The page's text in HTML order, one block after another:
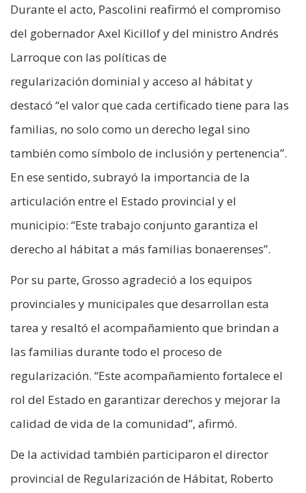
Durante el acto, Pascolini reafirmó el compromiso
del gobernador Axel Kicillof y del ministro Andrés
Larroque con las políticas de
regularización dominial y acceso al hábitat y
destacó “el valor que cada certificado tiene para las
familias, no solo como un derecho legal sino
también como símbolo de inclusión y pertenencia”.
En ese sentido, subrayó la importancia de la
articulación entre el Estado provincial y el
municipio: “Este trabajo conjunto garantiza el
derecho al hábitat a más familias bonaerenses”.
Por su parte, Grosso agradeció a los equipos
provinciales y municipales que desarrollan esta
tarea y resaltó el acompañamiento que brindan a
las familias durante todo el proceso de
regularización. “Este acompañamiento fortalece el
rol del Estado en garantizar derechos y mejorar la
calidad de vida de la comunidad”, afirmó.
De la actividad también participaron el director
provincial de Regularización de Hábitat, Roberto